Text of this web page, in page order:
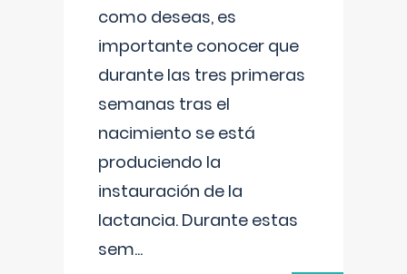
como deseas, es
importante conocer que
durante las tres primeras
semanas tras el
nacimiento se está
produciendo la
instauración de la
lactancia. Durante estas
sem...